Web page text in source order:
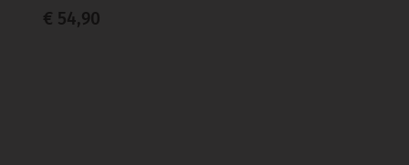
€ 54,90